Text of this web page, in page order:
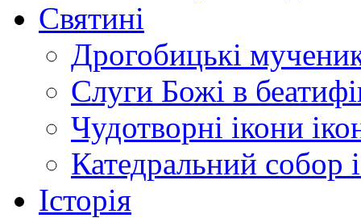
Святині
Дрогобицькі
Слуги Божі в
Чудотворні ікони
Катедральний собор
Історія